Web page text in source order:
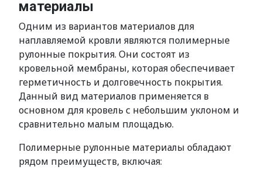
материалы
Одним из вариантов материалов для
наплавляемой кровли являются полимерные
рулонные покрытия. Они состоят из
кровельной мембраны, которая обеспечивает
герметичность и долговечность покрытия.
Данный вид материалов применяется в
основном для кровель с небольшим уклоном и
сравнительно малым площадью.
Полимерные рулонные материалы обладают
рядом преимуществ, включая: